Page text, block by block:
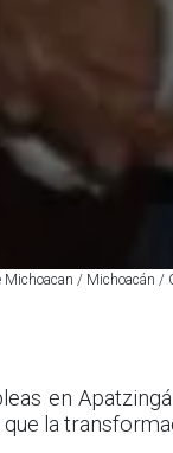
Michoacan / Michoacán /
en
la